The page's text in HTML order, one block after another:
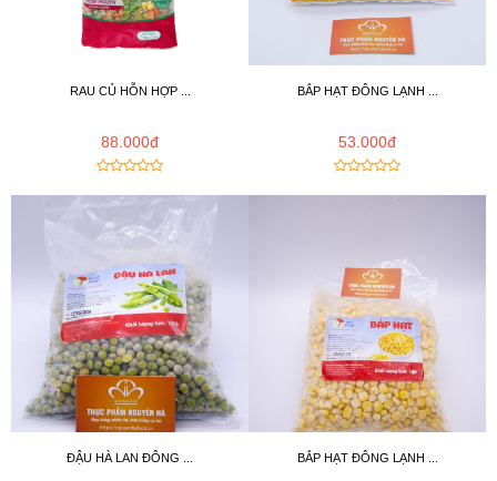
RAU CỦ HỖN HỢP ...
88.000đ
BẮP HẠT ĐÔNG LẠNH ...
53.000đ
ĐẬU HÀ LAN ĐÔNG ... BẮP HẠT ĐÔNG LẠNH ...